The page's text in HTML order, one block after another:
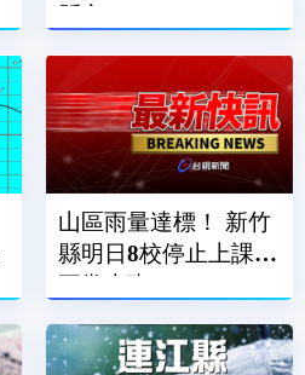
縣市」
山區雨量達標！ 新竹
縣明日8校停止上課、
正常上班